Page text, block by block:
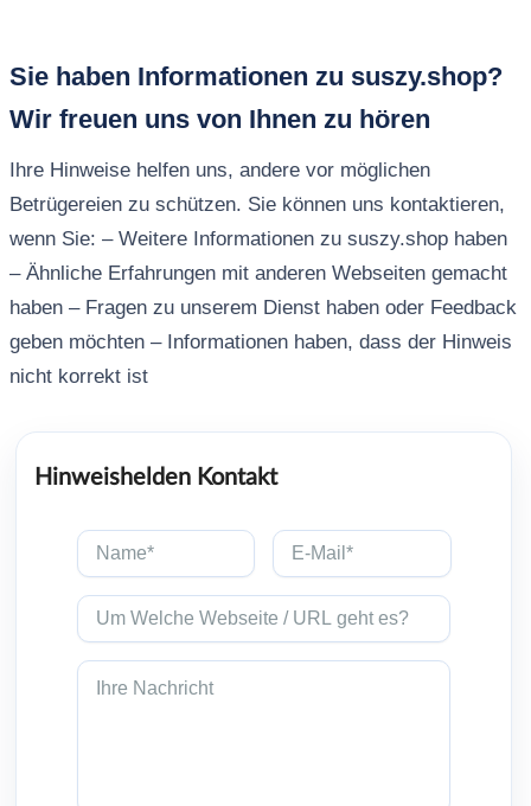
Sie haben Informationen zu suszy.shop?
Wir freuen uns von Ihnen zu hören
Ihre Hinweise helfen uns, andere vor möglichen
Betrügereien zu schützen. Sie können uns kontaktieren,
wenn Sie: – Weitere Informationen zu suszy.shop haben
– Ähnliche Erfahrungen mit anderen Webseiten gemacht
haben – Fragen zu unserem Dienst haben oder Feedback
geben möchten – Informationen haben, dass der Hinweis
nicht korrekt ist
Hinweishelden Kontakt